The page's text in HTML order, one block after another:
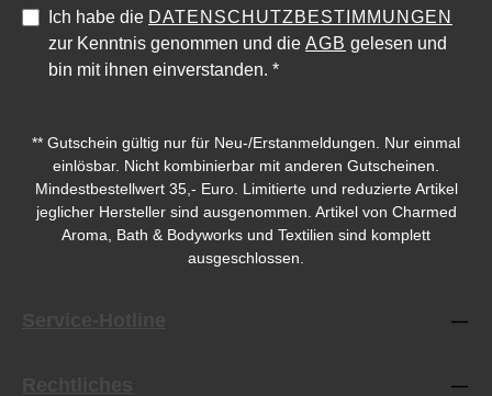
Ich habe die DATENSCHUTZBESTIMMUNGEN
zur Kenntnis genommen und die AGB gelesen und
bin mit ihnen einverstanden. *
** Gutschein gültig nur für Neu-/Erstanmeldungen. Nur einmal
einlösbar. Nicht kombinierbar mit anderen Gutscheinen.
Mindestbestellwert 35,- Euro. Limitierte und reduzierte Artikel
jeglicher Hersteller sind ausgenommen. Artikel von Charmed
Aroma, Bath & Bodyworks und Textilien sind komplett
ausgeschlossen.